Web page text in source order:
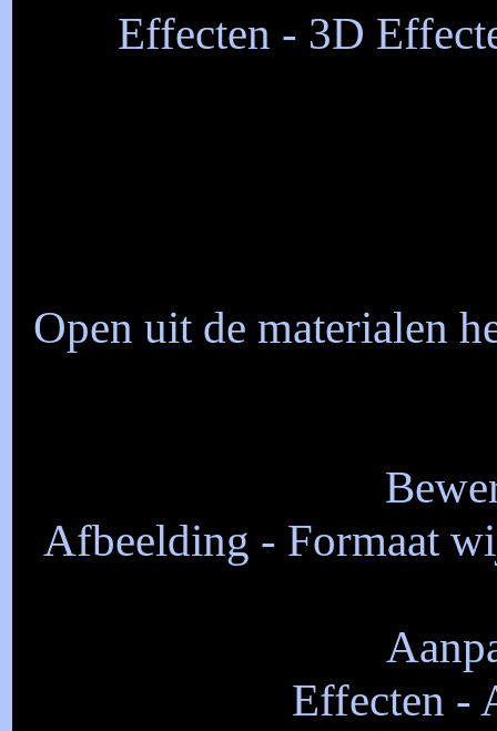
Effecten - 3D
Open uit de materialen
Afbeelding - Formaat
Effecten -